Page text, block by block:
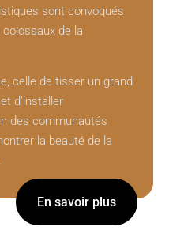
sont convoqués
de la
celle de tisser un grand
d’installer
des communautés
la beauté de la
En savoir plus